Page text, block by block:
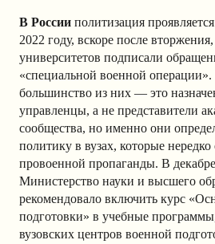
В России политизация
2022 году, вскоре после
университетов подписали
«специальной военной
большинство из них — это
управленцы, а не представители
сообщества, но именно они
политику в вузах, которые нередко
провоенной пропаганды. В
Министерство науки и высшего
рекомендовало включить курс
подготовки» в учебные
вузовских центров военной